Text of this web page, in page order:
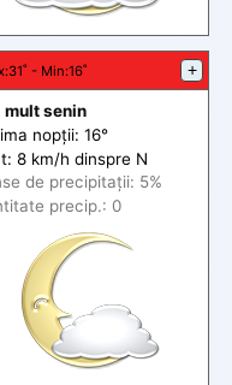
:31˚ - Min:16˚ +
mult senin
nopții: 16°
8 km/h dinspre N
de precipitații: 5%
precip.: 0